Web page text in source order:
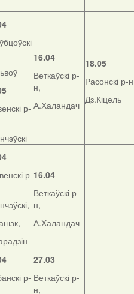
р-
16.04
Веткаўскі р-
н,
А.Халандач
18.05
Расонскі р-
Дз.Кіцель
р-16.04
Веткаўскі р-
н,
А.Халандач
р-
27.03
Веткаўскі р-
н,